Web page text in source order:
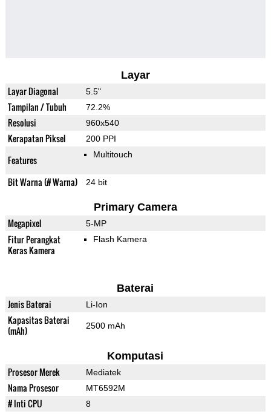
Layar
Layar Diagonal 5.5"
Tampilan / Tubuh 72.2%
Resolusi 960x540
Kerapatan Piksel 200 PPI
Features Multitouch
Bit Warna (# Warna) 24 bit
Primary Camera
Megapixel 5-MP
Fitur Perangkat
Keras Kamera
Flash Kamera
Baterai
Jenis Baterai Li-Ion
Kapasitas Baterai
(mAh)
2500 mAh
Komputasi
Prosesor Merek Mediatek
Nama Prosesor MT6592M
# Inti CPU 8